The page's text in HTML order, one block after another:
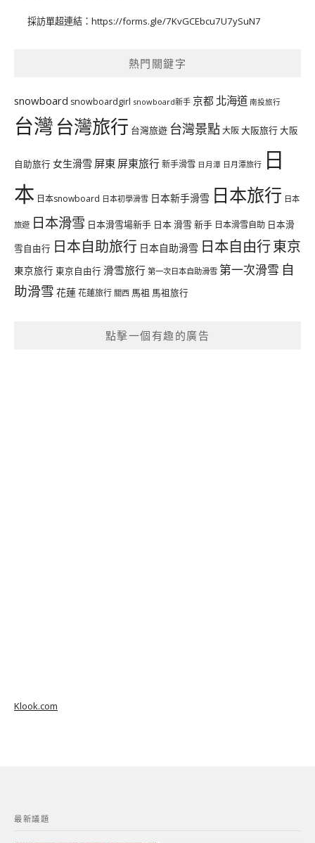
採訪單超連結： https://forms.gle/7KvGCEbcu7U7ySuN7
熱門關鍵字
snowboard snowboardgirl snowboard新手 京都 北海道 南投旅行
台灣台灣旅行 台灣旅遊 台灣景點大阪大阪旅行大阪
自助旅行 女生滑雪 屏東 屏東旅行新手滑雪 日月潭 日月潭旅行 日
本 日本snowboard 日本初學滑雪 日本新手滑雪 日本旅行 日本
旅遊 日本滑雪 日本滑雪場新手 日本 滑雪 新手 日本滑雪自助 日本滑
雪自由行 日本自助旅行 日本自助滑雪 日本自由行東京
東京旅行 東京自由行 滑雪旅行 第一次日本自助滑雪 第一次滑雪 自
助滑雪 花蓮花蓮旅行 關西 馬祖 馬祖旅行
點擊一個有趣的廣告
Klook.com
最新議題